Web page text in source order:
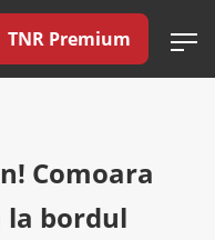
TNR Premium
Comoara
la bordul